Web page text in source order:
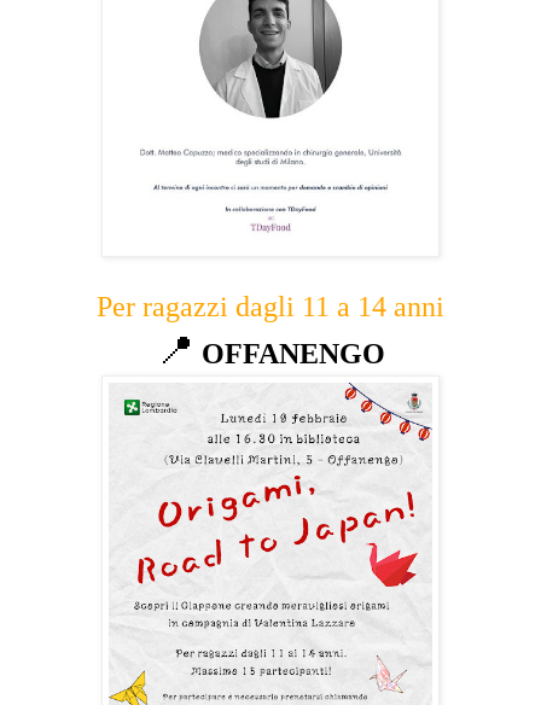
Per ragazzi dagli 11 a 14 anni
📍 OFFANENGO